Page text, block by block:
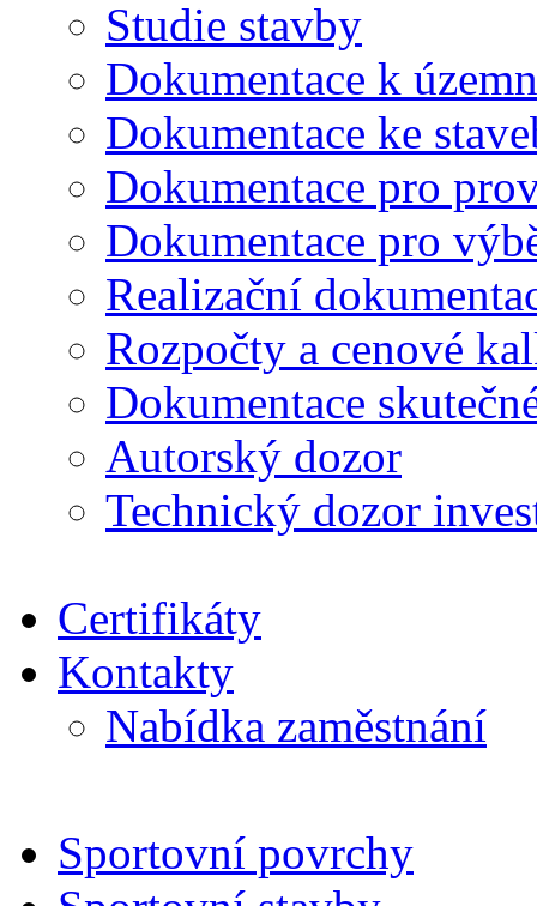
Studie stavby
Dokumentace k
Dokumentace ke
Dokumentace pro
Dokumentace pro
Realizační
Rozpočty a cenové
Dokumentace
Autorský dozor
Technický dozor
Certifikáty
Kontakty
Nabídka zaměstnání
Sportovní povrchy